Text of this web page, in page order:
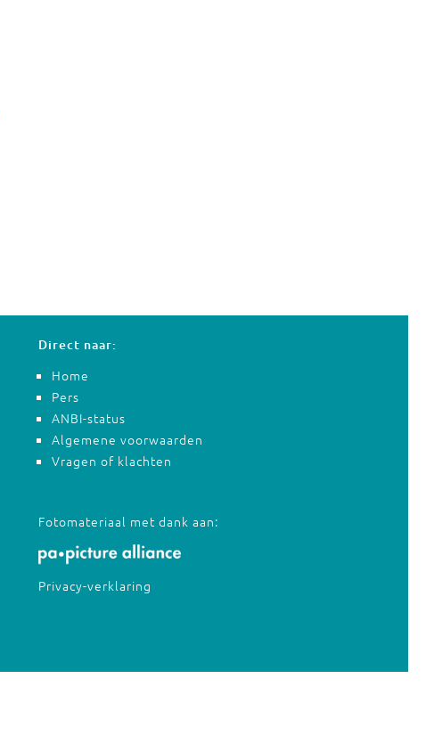
Direct naar:
Home
Pers
ANBI-status
Algemene voorwaarden
Vragen of klachten
Fotomateriaal met dank aan:
Privacy-verklaring